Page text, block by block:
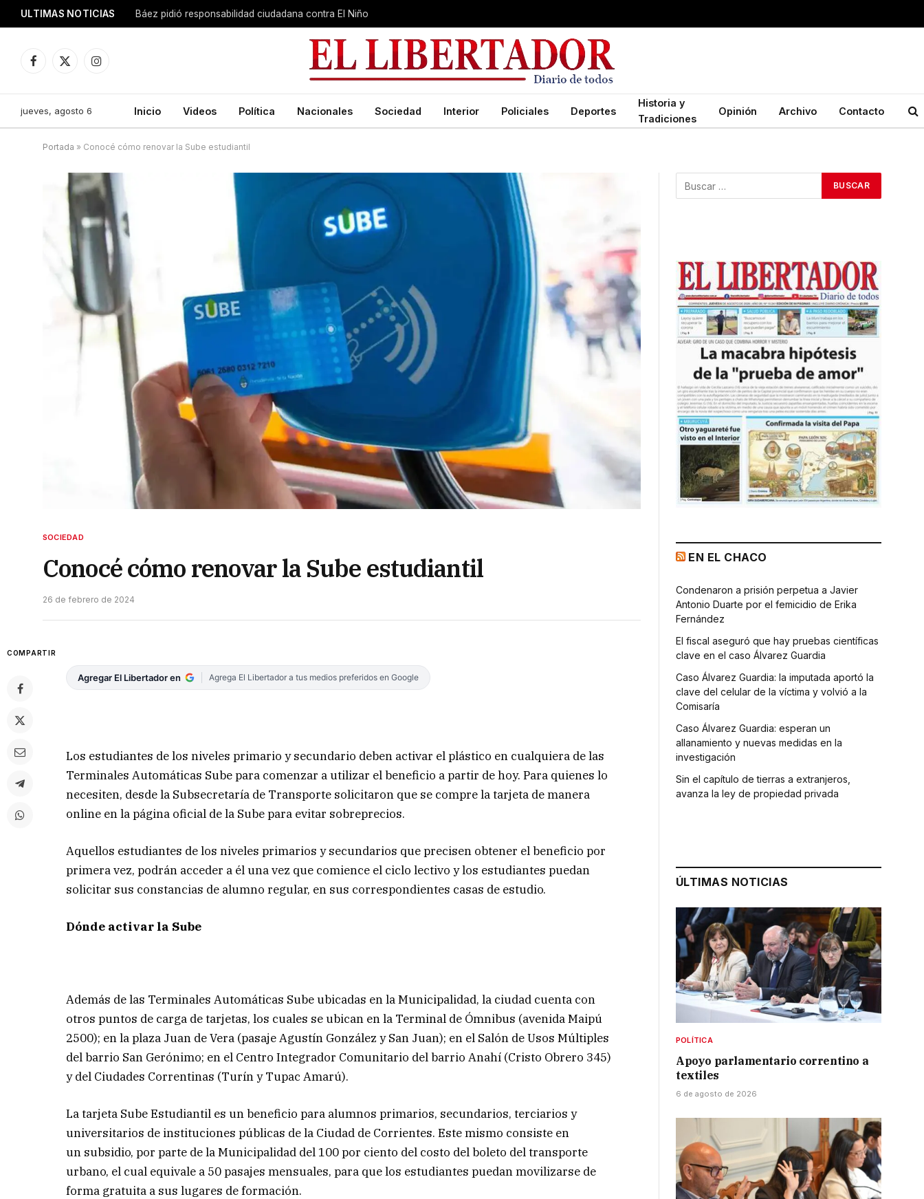
ULTIMAS NOTICIAS Báez pidió responsabilidad ciudadana contra El Niño
Facebook
X
Instagram
jueves, agosto 6 Inicio Videos Política Nacionales Sociedad Interior Policiales Deportes
Historia y
Tradiciones
Opinión Archivo Contacto
Portada » Conocé cómo renovar la Sube estudiantil
SOCIEDAD
Conocé cómo renovar la Sube estudiantil
26 de febrero de 2024
COMPARTIR
Agregar El Libertador en Agrega El Libertador a tus medios preferidos en Google
Los estudiantes de los niveles primario y secundario deben activar el plástico en cualquiera de las
Terminales Automáticas Sube para comenzar a utilizar el beneficio a partir de hoy. Para quienes lo
necesiten, desde la Subsecretaría de Transporte solicitaron que se compre la tarjeta de manera
online en la página oficial de la Sube para evitar sobreprecios.
Aquellos estudiantes de los niveles primarios y secundarios que precisen obtener el beneficio por
primera vez, podrán acceder a él una vez que comience el ciclo lectivo y los estudiantes puedan
solicitar sus constancias de alumno regular, en sus correspondientes casas de estudio.
Dónde activar la Sube
Además de las Terminales Automáticas Sube ubicadas en la Municipalidad, la ciudad cuenta con
otros puntos de carga de tarjetas, los cuales se ubican en la Terminal de Ómnibus (avenida Maipú
2500); en la plaza Juan de Vera (pasaje Agustín González y San Juan); en el Salón de Usos Múltiples
del barrio San Gerónimo; en el Centro Integrador Comunitario del barrio Anahí (Cristo Obrero 345)
y del Ciudades Correntinas (Turín y Tupac Amarú).
La tarjeta Sube Estudiantil es un beneficio para alumnos primarios, secundarios, terciarios y
universitarios de instituciones públicas de la Ciudad de Corrientes. Este mismo consiste en
un subsidio, por parte de la Municipalidad del 100 por ciento del costo del boleto del transporte
urbano, el cual equivale a 50 pasajes mensuales, para que los estudiantes puedan movilizarse de
forma gratuita a sus lugares de formación.
EN EL CHACO
Condenaron a prisión perpetua a Javier
Antonio Duarte por el femicidio de Erika
Fernández
El fiscal aseguró que hay pruebas científicas
clave en el caso Álvarez Guardia
Caso Álvarez Guardia: la imputada aportó la
clave del celular de la víctima y volvió a la
Comisaría
Caso Álvarez Guardia: esperan un
allanamiento y nuevas medidas en la
investigación
Sin el capítulo de tierras a extranjeros,
avanza la ley de propiedad privada
ÚLTIMAS NOTICIAS
POLÍTICA
Apoyo parlamentario correntino a
textiles
6 de agosto de 2026